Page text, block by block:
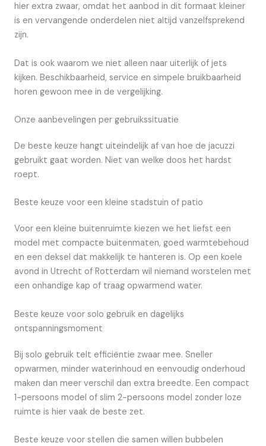
hier extra zwaar, omdat het aanbod in dit formaat kleiner
is en vervangende onderdelen niet altijd vanzelfsprekend
zijn.
Dat is ook waarom we niet alleen naar uiterlijk of jets
kijken. Beschikbaarheid, service en simpele bruikbaarheid
horen gewoon mee in de vergelijking.
Onze aanbevelingen per gebruikssituatie
De beste keuze hangt uiteindelijk af van hoe de jacuzzi
gebruikt gaat worden. Niet van welke doos het hardst
roept.
Beste keuze voor een kleine stadstuin of patio
Voor een kleine buitenruimte kiezen we het liefst een
model met compacte buitenmaten, goed warmtebehoud
en een deksel dat makkelijk te hanteren is. Op een koele
avond in Utrecht of Rotterdam wil niemand worstelen met
een onhandige kap of traag opwarmend water.
Beste keuze voor solo gebruik en dagelijks
ontspanningsmoment
Bij solo gebruik telt efficiëntie zwaar mee. Sneller
opwarmen, minder waterinhoud en eenvoudig onderhoud
maken dan meer verschil dan extra breedte. Een compact
1-persoons model of slim 2-persoons model zonder loze
ruimte is hier vaak de beste zet.
Beste keuze voor stellen die samen willen bubbelen